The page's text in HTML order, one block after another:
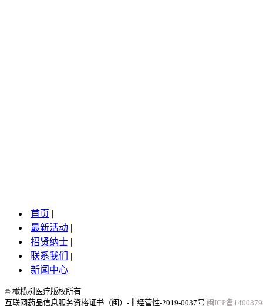
首页 |
最新活动 |
招贤纳士 |
联系我们
|
新闻中心
© 橄榄树医疗版权所有
互联网药品信息服务资格证书（闽）-非经营性-2019-0037号 闽ICP备